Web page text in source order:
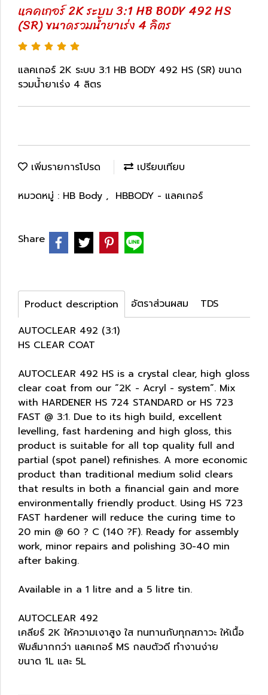
แลคเกอร์ 2K ระบบ 3:1 HB BODY 492 HS
(SR) ขนาดรวมน้ำยาเร่ง 4 ลิตร
แลคเกอร์ 2K ระบบ 3:1 HB BODY 492 HS (SR) ขนาด
รวมน้ำยาเร่ง 4 ลิตร
เพิ่มรายการโปรด
เปรียบเทียบ
หมวดหมู่ : HB Body , HBBODY - แลคเกอร์
Share
Product description อัตราส่วนผสม
TDS
AUTOCLEAR 492 (3:1)
HS CLEAR COAT
AUTOCLEAR 492 HS is a crystal clear, high gloss
clear coat from our “2K - Acryl - system”. Mix
with HARDENER HS 724 STANDARD or HS 723
FAST @ 3:1. Due to its high build, excellent
levelling, fast hardening and high gloss, this
product is suitable for all top quality full and
partial (spot panel) refinishes. A more economic
product than traditional medium solid clears
that results in both a financial gain and more
environmentally friendly product. Using HS 723
FAST hardener will reduce the curing time to
20 min @ 60 ? C (140 ?F). Ready for assembly
work, minor repairs and polishing 30-40 min
after baking.
Available in a 1 litre and a 5 litre tin.
AUTOCLEAR 492
เคลียร์ 2K ให้ความเงาสูง ใส ทนทานกับทุกสภาวะ ให้เนื้อ
ฟิมส์มากกว่า แลคเกอร์ MS กลบตัวดี ทำงานง่าย
ขนาด 1L และ 5L